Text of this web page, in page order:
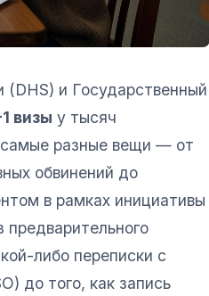
(DHS) и Государственный
визы у тысяч
самые разные вещи — от
обвинений до
в рамках инициативы
либо переписки с
до того, как запись